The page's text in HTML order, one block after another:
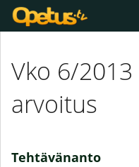
Lukio
Yläkoulu
Vko 6/
arvoitus
Tehtävänanto